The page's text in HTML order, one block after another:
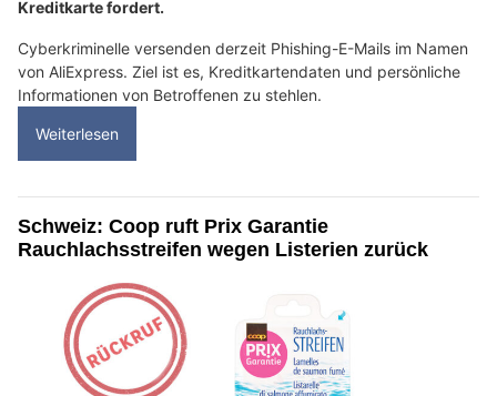
Kreditkarte fordert.
Cyberkriminelle versenden derzeit Phishing-E-Mails im Namen
von AliExpress. Ziel ist es, Kreditkartendaten und persönliche
Informationen von Betroffenen zu stehlen.
Weiterlesen
Schweiz: Coop ruft Prix Garantie
Rauchlachsstreifen wegen Listerien zurück